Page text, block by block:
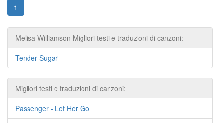
1
Melisa Williamson Migliori testi e traduzioni di canzoni:
Tender Sugar
Migliori testi e traduzioni di canzoni:
Passenger - Let Her Go